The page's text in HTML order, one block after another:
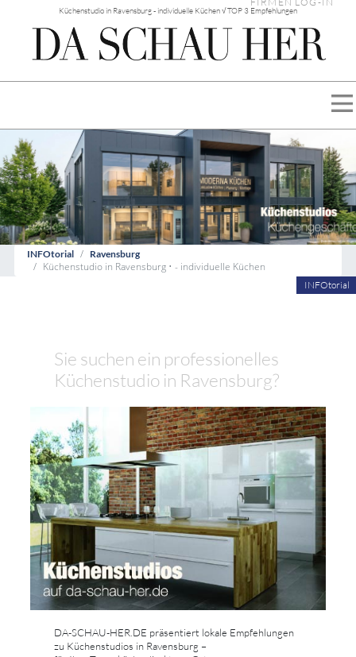
Küchenstudio in Ravensburg - individuelle Küchen √ TOP 3 Empfehlungen
INFOtorial Ravensburg
Küchenstudio in Ravensburg • - individuelle Küchen
INFOtorial
Sie suchen ein professionelles
Küchenstudio in Ravensburg?
DA-SCHAU-HER.DE präsentiert lokale Empfehlungen
zu Küchenstudios in Ravensburg –